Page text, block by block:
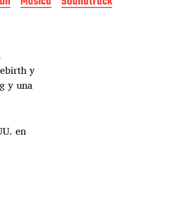
y
y una
en